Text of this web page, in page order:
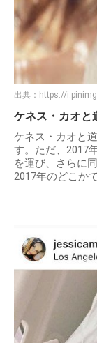
出典： https://
ケネス・カオと
ケネス・カオと
す。ただ、2017
を運び、さらに
2017年のどこか